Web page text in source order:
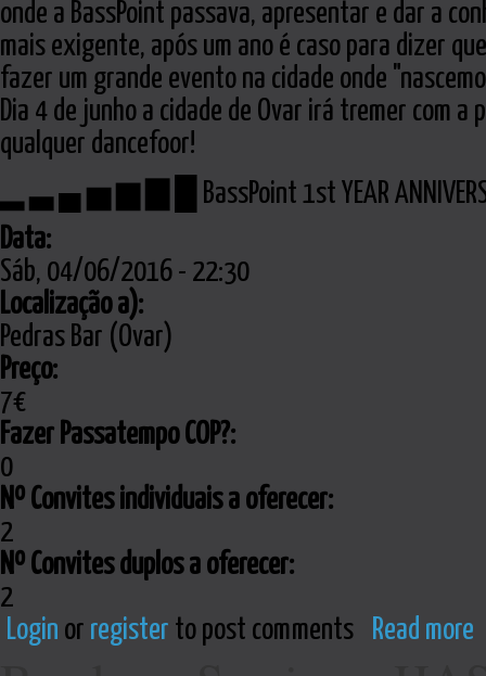
onde a BassPoint passava, apresentar e dar a
mais exigente, após um ano é caso para dizer
fazer um grande evento na cidade onde
Dia 4 de junho a cidade de Ovar irá tremer com
qualquer dancefoor!
▂ ▃ ▄ ▅ ▆ ▇ █ BassPoint 1st YEAR
Data:
Sáb, 04/06/2016 - 22:30
Localização a):
Pedras Bar (Ovar)
Preço:
7€
Fazer Passatempo COP?:
0
Nº Convites individuais a oferecer:
2
Nº Convites duplos a oferecer:
2
Login or register to post comments Read more